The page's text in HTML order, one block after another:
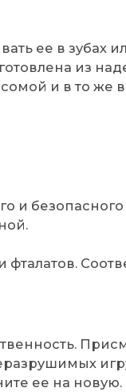
ее в зубах
из
и в то же
и
ее на новую.